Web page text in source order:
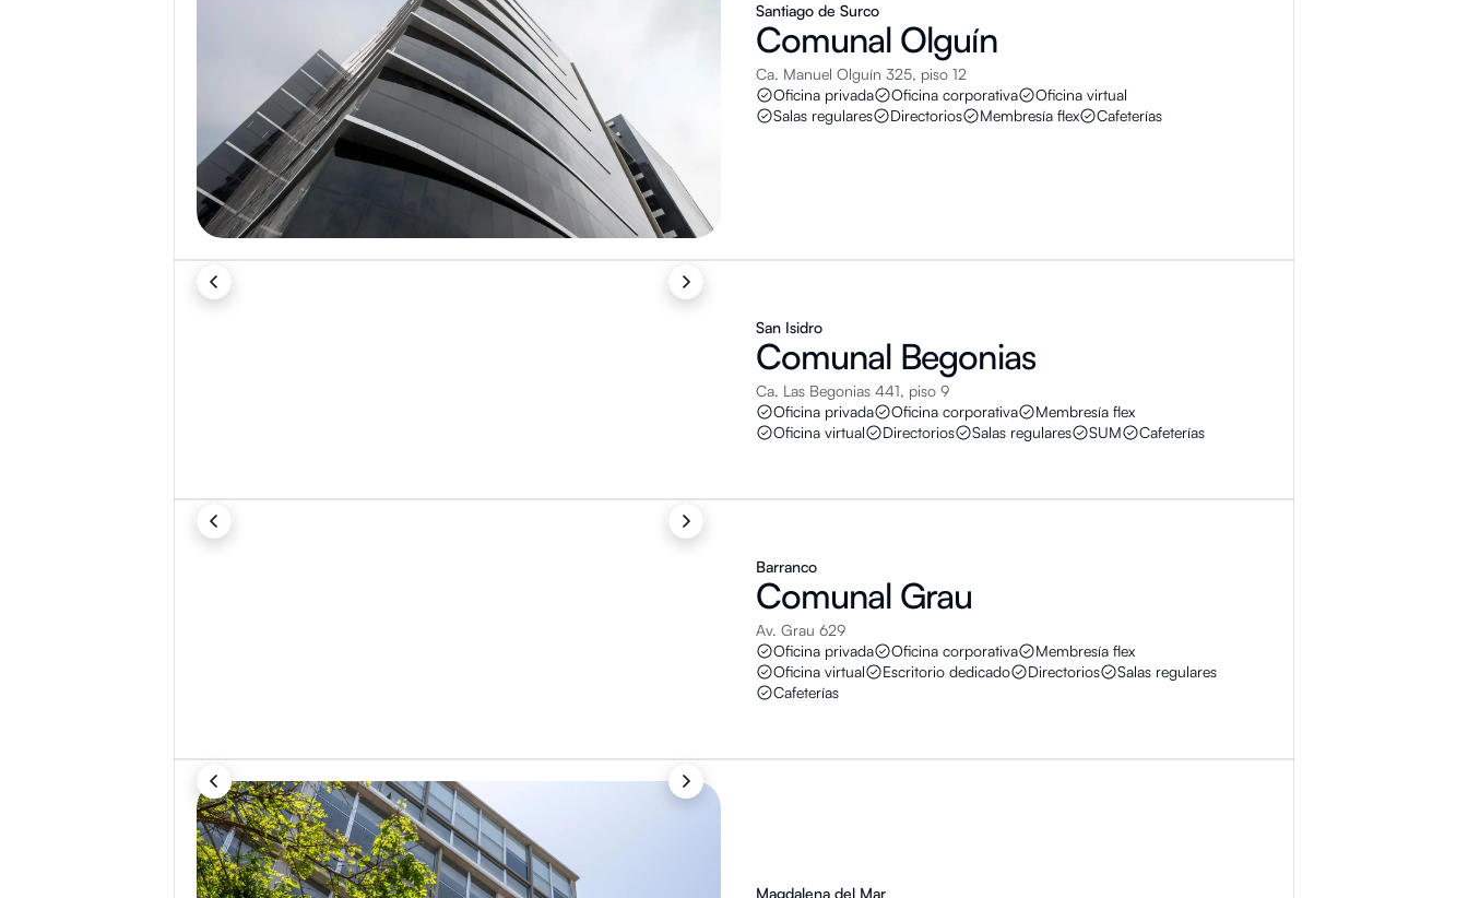
Santiago de Surco
Comunal Olguín
Ca. Manuel Olguín 325, piso 12
Oficina privada
Oficina corporativa
Oficina virtual
Salas regulares
Directorios Membresía flex Cafeterías
San Isidro
Comunal Begonias
Ca. Las Begonias 441, piso 9
Oficina privada
Oficina corporativa
Membresía flex
Oficina virtual
Directorios Salas regulares SUM Cafeterías
Barranco
Comunal Grau
Av. Grau 629
Oficina privada
Oficina corporativa
Membresía flex
Oficina virtual
Escritorio dedicado Directorios
Salas regulares
Cafeterías
Magdalena del Mar